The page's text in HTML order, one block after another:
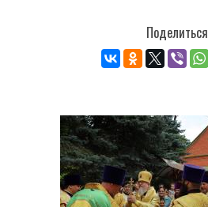
Поделиться